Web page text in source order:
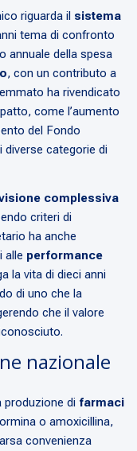
riguarda il sistema
tema di confronto
annuale della spesa
, con un contributo a
ha rivendicato
come l’aumento
del Fondo
categorie di
complessiva
criteri di
ha anche
alle performance
la vita di dieci anni
di uno che la
che il valore
nazionale
produzione di farmaci
o amoxicillina,
convenienza